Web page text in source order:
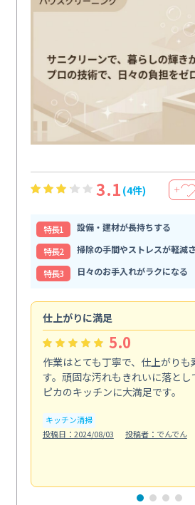
3.1 (4件) ＋
特⻑1
設備・建材が長持ちする
特⻑2
掃除の手間やストレスが軽減
特⻑3
日々のお手入れがラクになる
仕上がりに満足
5.0
作業はとても丁寧で、仕上がり
す。頑固な汚れもきれいに落とし
ピカのキッチンに大満足です。
キッチン清掃
投稿日：2024/08/03
投稿者：でんでん